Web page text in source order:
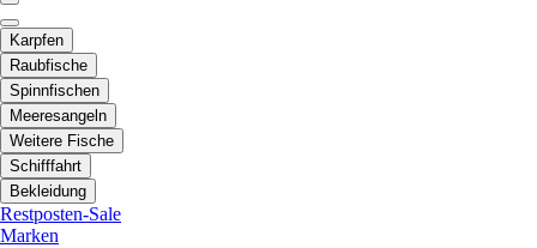
Karpfen
Raubfische
Spinnfischen
Meeresangeln
Weitere Fische
Schifffahrt
Bekleidung
Restposten-Sale
Marken